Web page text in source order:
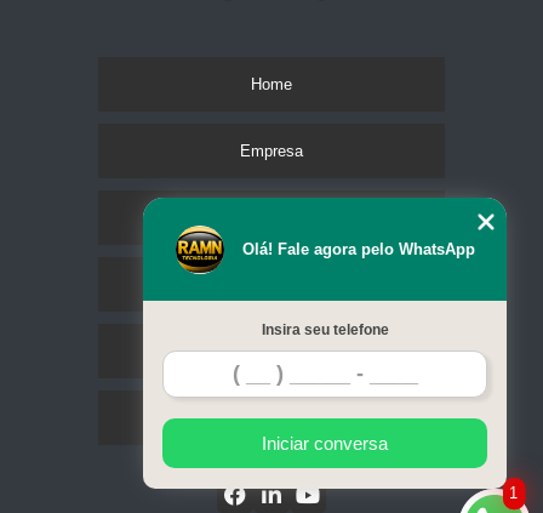
Home
Empresa
Contato
Mapa do site
1
Olá! Fale agora pelo WhatsApp
Insira seu telefone
Iniciar conversa